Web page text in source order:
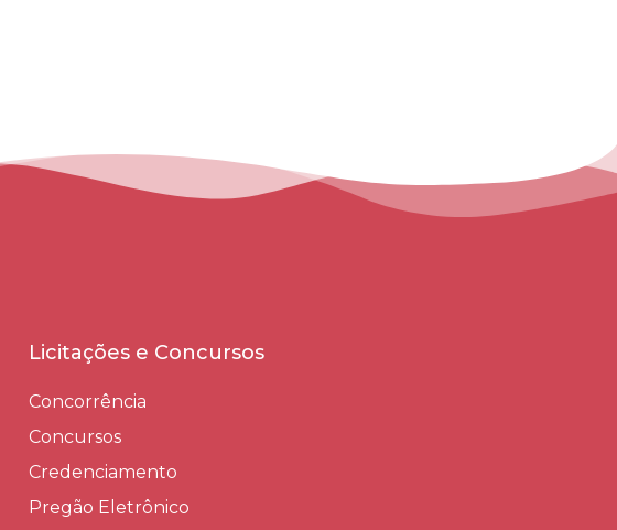
Licitações e Concursos
Concorrência
Concursos
Credenciamento
Pregão Eletrônico